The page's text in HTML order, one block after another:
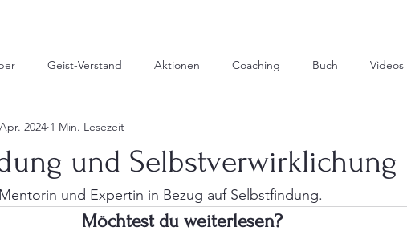
Geist-Verstand Aktionen Coaching Buch Videos
und Selbstverwirklichung
2024 1 Min. Lesezeit
und Expertin in Bezug auf Selbstfindung.
Möchtest du weiterlesen?